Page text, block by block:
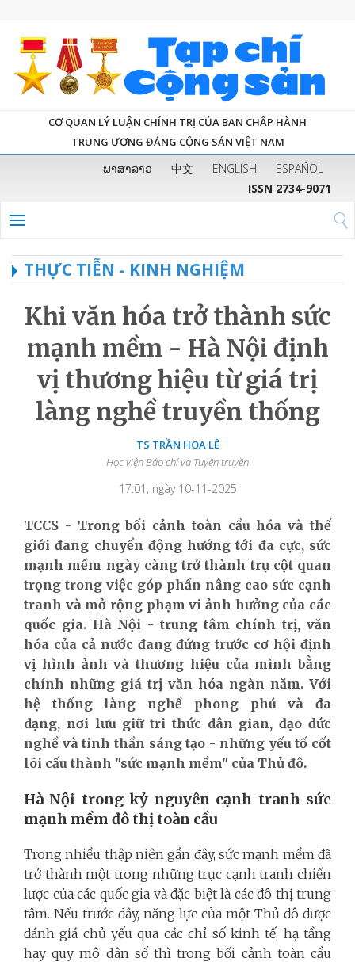
CƠ QUAN LÝ LUẬN CHÍNH TRỊ CỦA BAN CHẤP HÀNH
TRUNG ƯƠNG ĐẢNG CỘNG SẢN VIỆT NAM
ພາສາລາວ 中文 ENGLISH
ESPAÑOL
ISSN 2734-9071
THỰC TIỄN - KINH NGHIỆM
Khi văn hóa trở thành sức
mạnh mềm - Hà Nội định
vị thương hiệu từ giá trị
làng nghề truyền thống
TS TRẦN HOA LÊ
Học viện Báo chí và Tuyên truyền
17:01, ngày 10-11-2025
TCCS - Trong bối cảnh toàn cầu hóa và thế
giới đang chuyển động hướng tới đa cực, sức
mạnh mềm ngày càng trở thành trụ cột quan
trọng trong việc góp phần nâng cao sức cạnh
tranh và mở rộng phạm vi ảnh hưởng của các
quốc gia. Hà Nội - trung tâm chính trị, văn
hóa của cả nước đang đứng trước cơ hội định
vị hình ảnh và thương hiệu của mình bằng
chính những giá trị văn hóa ngàn năm. Với
hệ thống làng nghề phong phú và đa
dạng, nơi lưu giữ tri thức dân gian, đạo đức
nghề và tinh thần sáng tạo - những yếu tố cốt
lõi cấu thành "sức mạnh mềm" của Thủ đô.
Hà Nội trong kỷ nguyên cạnh tranh sức
mạnh mềm đô thị toàn cầu
Trong nhiều thập niên gần đây, sức mạnh mềm đã
trở thành một trong những trục cạnh tranh chiến
lược của các quốc gia và đặc biệt là các đô thị trung
tâm. Nếu trước đây, năng lực của một Thủ đô được
đánh giá chủ yếu qua các chỉ số kinh tế, hạ tầng
hay quy mô dân số thì trong bối cảnh toàn cầu